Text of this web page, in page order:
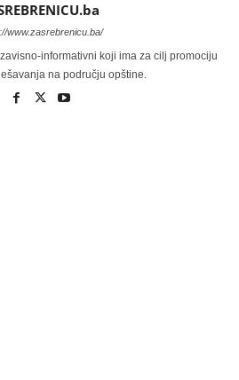
www.zasrebrenicu.ba/
informativni koji ima za cilj promociju
na području opštine.